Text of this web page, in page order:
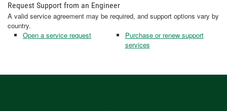
Request Support from an Engineer
A valid service agreement may be required, and support options vary by
country.
Open a service request
Purchase or renew support
services